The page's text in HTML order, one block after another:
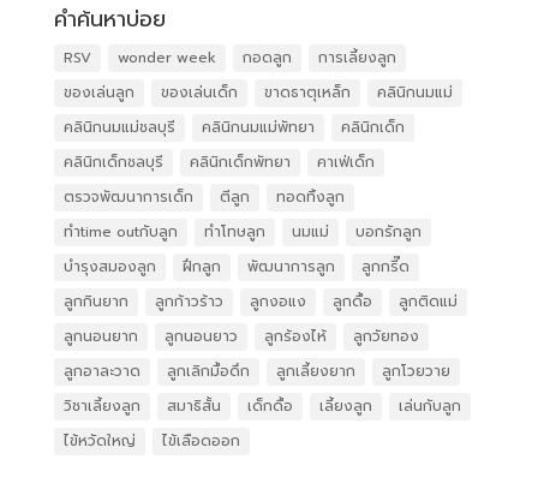
คำค้นหาบ่อย
RSV wonder week กอดลูก
การเลี้ยงลูก
ของเล่นลูก
ของเล่นเด็ก ขาดธาตุเหล็ก
คลินิกนมแม่
คลินิกนมแม่ชลบุรี
คลินิกนมแม่พัทยา
คลินิกเด็ก
คลินิกเด็กชลบุรี
คลินิกเด็กพัทยา
คาเฟ่เด็ก
ตรวจพัฒนาการเด็ก
ตีลูก
ทอดทิ้งลูก
ทำtime outกับลูก
ทำโทษลูก นมแม่
บอกรักลูก
บำรุงสมองลูก
ฝึกลูก พัฒนาการลูก
ลูกกรี๊ด
ลูกกินยาก
ลูกก้าวร้าว ลูกงอแง ลูกดื้อ
ลูกติดแม่
ลูกนอนยาก
ลูกนอนยาว ลูกร้องไห้
ลูกวัยทอง
ลูกอาละวาด
ลูกเลิกมื้อดึก ลูกเลี้ยงยาก
ลูกโวยวาย
วิชาเลี้ยงลูก
สมาธิสั้น เด็กดื้อ เลี้ยงลูก
เล่นกับลูก
ไข้หวัดใหญ่
ไข้เลือดออก